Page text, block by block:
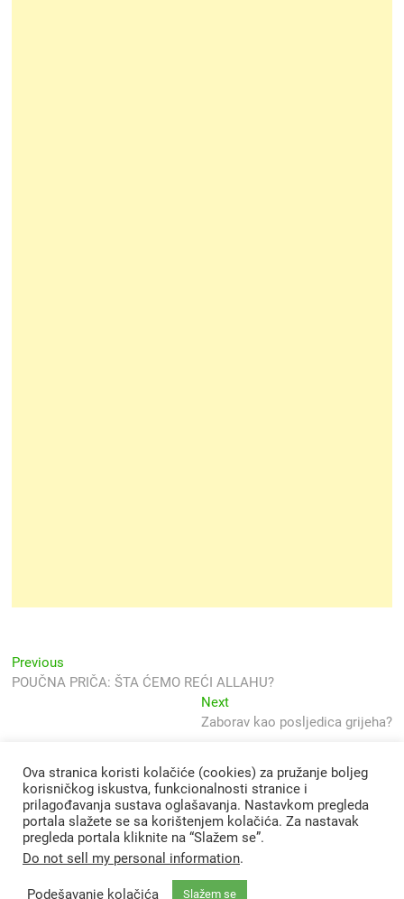
Navigacija
objava
Previous
post:
POUČNA PRIČA: ŠTA ĆEMO REĆI ALLAHU?
NextNext
post:
Zaborav kao posljedica grijeha?
Ova stranica koristi kolačiće (cookies) za pružanje boljeg
korisničkog iskustva, funkcionalnosti stranice i
prilagođavanja sustava oglašavanja. Nastavkom pregleda
portala slažete se sa korištenjem kolačića. Za nastavak
pregleda portala kliknite na “Slažem se”.
Do not sell my personal information.
Podešavanje kolačića Slažem se